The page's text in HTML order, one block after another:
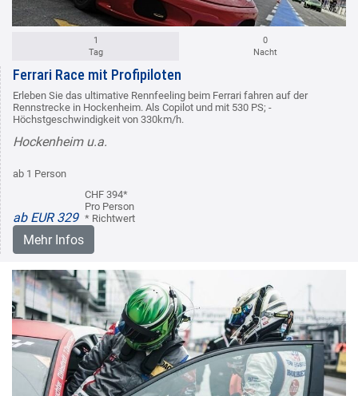
1
Tag
0
Nacht
Ferrari Race mit Profipiloten
Erleben Sie das ultimative Rennfeeling beim Ferrari fahren auf der
Rennstrecke in Hockenheim. Als Copilot und mit 530 PS; -
Höchstgeschwindigkeit von 330km/h.
Hockenheim u.a.
ab 1 Person
ab EUR 329
CHF 394*
Pro Person
* Richtwert
Mehr Infos